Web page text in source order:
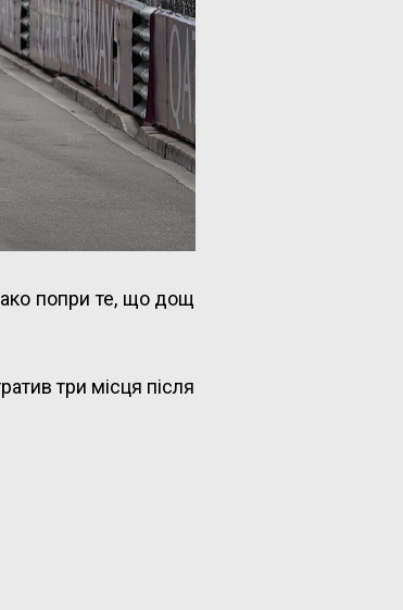
попри те, що дощ
три місця після